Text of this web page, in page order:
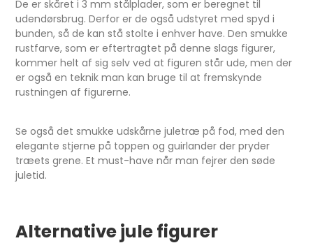
De er skåret i 3 mm stålplader, som er beregnet til
udendørsbrug. Derfor er de også udstyret med spyd i
bunden, så de kan stå stolte i enhver have. Den smukke
rustfarve, som er eftertragtet på denne slags figurer,
kommer helt af sig selv ved at figuren står ude, men der
er også en teknik man kan bruge til at fremskynde
rustningen af figurerne.
Se også det smukke udskårne juletræ på fod, med den
elegante stjerne på toppen og guirlander der pryder
træets grene. Et must-have når man fejrer den søde
juletid.
Alternative jule figurer